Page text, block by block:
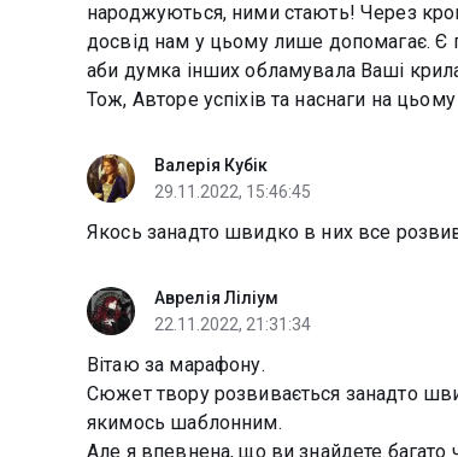
народжуються, ними стають! Через
досвід нам у цьому лише допомагає. Є
аби думка інших обламувала Ваші
Тож, Авторе успіхів та наснаги на
Валерія Кубік
29.11.2022, 15:46:45
Якось занадто швидко в них все
Аврелія Ліліум
22.11.2022, 21:31:34
Вітаю за марафону.
Сюжет твору розвивається занадто
якимось шаблонним.
Але я впевнена, що ви знайдете багато